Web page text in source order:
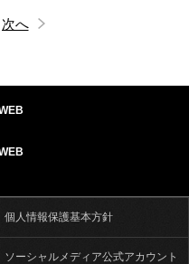
次へ
個人情報保護基本方針
ソーシャルメディア公式アカウント